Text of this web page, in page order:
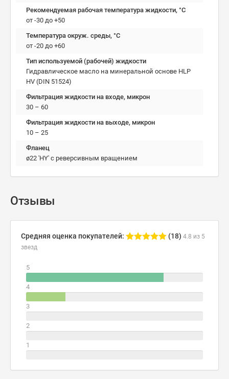
Рекомендуемая рабочая температура жидкости, °C
от -30 до +50
Температура окруж. среды, °C
от -20 до +60
Тип используемой (рабочей) жидкости
Гидравлическое масло на минеральной основе HLP
HV (DIN 51524)
Фильтрация жидкости на входе, микрон
30 – 60
Фильтрация жидкости на выходе, микрон
10 – 25
Фланец
ø22 'HY' с реверсивным вращением
Отзывы
Средняя оценка покупателей: (18) 4.8 из 5
звезд
5
4
3
2
1